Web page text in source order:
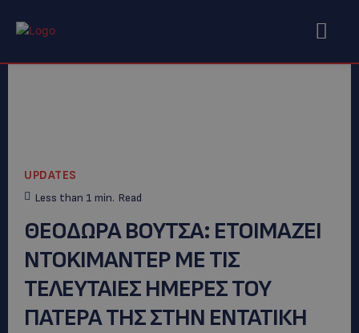
UPDATES
Less than 1 min. Read
ΘΕΟΔΩΡΑ ΒΟΥΤΣΑ: ETOIMAZEI
NTOKIMANTEΡ ΜΕ ΤΙΣ
ΤΕΛΕΥΤΑΙΕΣ ΗΜΕΡΕΣ ΤΟΥ
ΠΑΤΕΡΑ ΤΗΣ ΣΤΗΝ ΕΝΤΑΤΙΚΗ